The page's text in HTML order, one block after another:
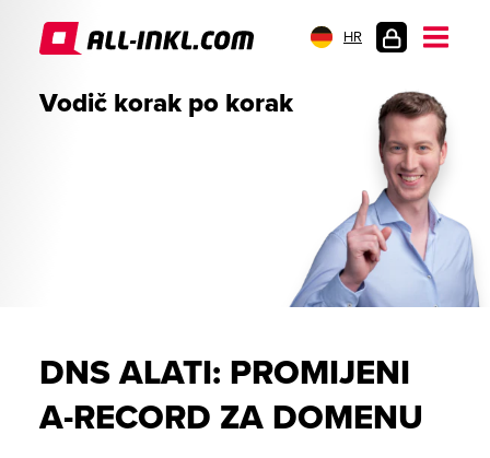
HR
Vodič korak po korak
DNS ALATI: PROMIJENI
A-RECORD ZA DOMENU